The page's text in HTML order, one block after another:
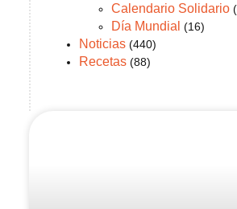
Calendario Solidario
Día Mundial (16)
Noticias(440)
Recetas(88)